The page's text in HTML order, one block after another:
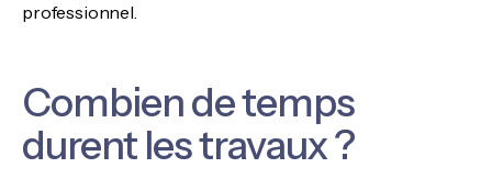
professionnel.
Combien de temps
durent les travaux ?